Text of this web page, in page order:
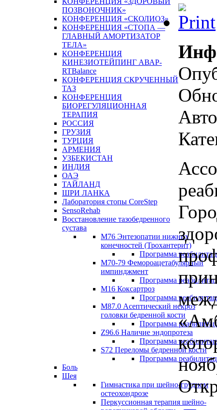
ПОЗВОНОЧНИК»
КОНФЕРЕНЦИЯ «СКОЛИОЗ»
КОНФЕРЕНЦИЯ «СТОПА —
ГЛАВНЫЙ АМОРТИЗАТОР
ТЕЛА»
КОНФЕРЕНЦИЯ
КИНЕЗИОТЕЙПИНГ АВАР-
RTBalance
КОНФЕРЕНЦИЯ СКРУЧЕННЫЙ
ТАЗ
КОНФЕРЕНЦИЯ
БИОРЕГУЛЯЦИОННАЯ
ТЕРАПИЯ
РОССИЯ
ГРУЗИЯ
ТУРЦИЯ
АРМЕНИЯ
УЗБЕКИСТАН
ИНДИЯ
ОАЭ
ТАЙЛАНД
ШРИ ЛАНКА
Лаборатория стопы CoreStep
SensoRehab
Восстановление тазобедренного
сустава
М76 Энтезопатии нижних
конечностей (Трохантерит)
Программа
М70-79 Фемороацетабулярный
импинджмент
Программа
M16 Коксартроз
Программа
М87.0 Асептический некроз
головки бедренной кости
Программа
Z96.6 Наличие эндопротеза
Программа
S72 Переломы бедренной кости
Программа
Боль
Шея
Гимнастика при шейно-грудном
остеохондрозе
Перкуссионная терапия шейно-